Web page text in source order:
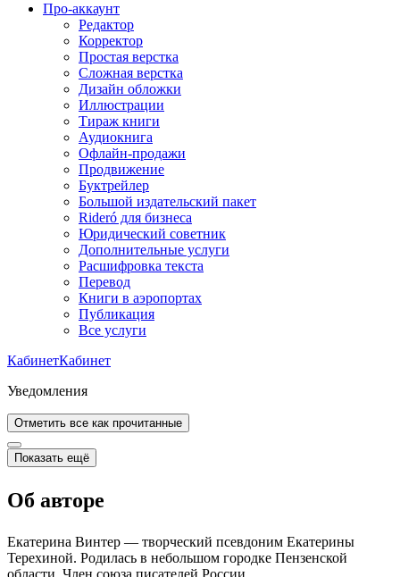
Про-аккаунт
Редактор
Корректор
Простая верстка
Сложная верстка
Дизайн обложки
Иллюстрации
Тираж книги
Аудиокнига
Офлайн-продажи
Продвижение
Буктрейлер
Большой издательский пакет
Rideró для бизнеса
Юридический советник
Дополнительные услуги
Расшифровка текста
Перевод
Книги в аэропортах
Публикация
Все услуги
КабинетКабинет
Уведомления
Отметить все как прочитанные
Показать ещё
Об авторе
Екатерина Винтер — творческий псевдоним Екатерины
Терехиной. Родилась в небольшом городке Пензенской
области. Член союза писателей России.